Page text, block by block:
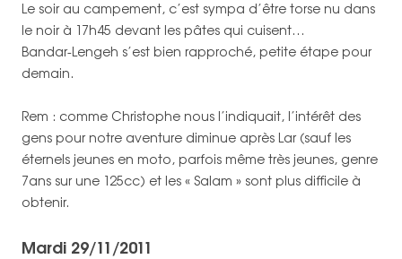
Le soir au campement, c’est sympa d’être torse nu dans
le noir à 17h45 devant les pâtes qui cuisent…
Bandar-Lengeh s’est bien rapproché, petite étape pour
demain.
Rem : comme Christophe nous l’indiquait, l’intérêt des
gens pour notre aventure diminue après Lar (sauf les
éternels jeunes en moto, parfois même très jeunes, genre
7ans sur une 125cc) et les « Salam » sont plus difficile à
obtenir.
Mardi 29/11/2011